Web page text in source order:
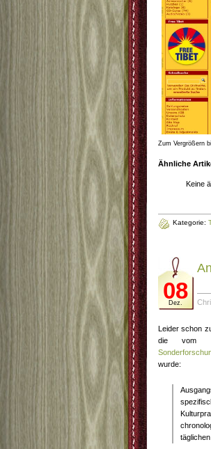
Zum Vergrößern
Ähnliche
Keine
Kategorie:
08
Dez.
Leider schon
die vom
wurde: